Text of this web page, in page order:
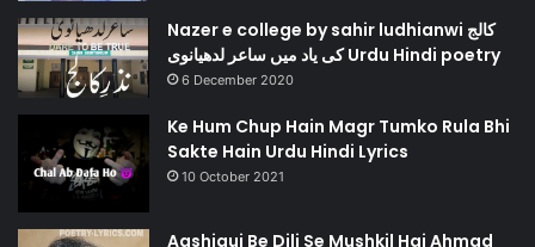
Nazer e college by sahir ludhianwi کالج
کی یاد میں ساعر لدھیانوی Urdu Hindi poetry
6 December 2020
Ke Hum Chup Hain Magr Tumko Rula Bhi
Sakte Hain Urdu Hindi Lyrics
10 October 2021
Aashiqui Be Dili Se Mushkil Hai Ahmad